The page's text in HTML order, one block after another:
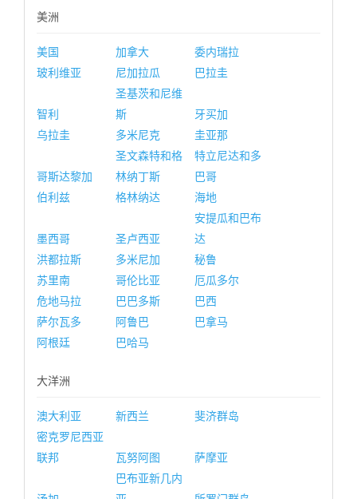
美洲
美国 加拿大
委内瑞拉
玻利维亚
尼加拉瓜 巴拉圭
智利
圣基茨和尼维
斯
牙买加
乌拉圭
多米尼克 圭亚那
哥斯达黎加
圣文森特和格
林纳丁斯
特立尼达和多
巴哥
伯利兹
格林纳达 海地
墨西哥 圣卢西亚
安提瓜和巴布
达
洪都拉斯
多米尼加
秘鲁
苏里南
哥伦比亚
厄瓜多尔
危地马拉
巴巴多斯
巴西
萨尔瓦多
阿鲁巴
巴拿马
阿根廷
巴哈马
大洋洲
澳大利亚 新西兰
斐济群岛
密克罗尼西亚
联邦
瓦努阿图 萨摩亚
巴布亚新几内